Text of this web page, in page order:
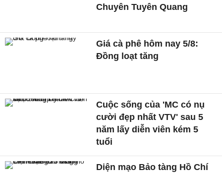
Chuyên Tuyên Quang
Giá cà phê hôm nay 5/8:
Đồng loạt tăng
Cuộc sống của 'MC có nụ
cười đẹp nhất VTV' sau 5
năm lấy diễn viên kém 5
tuổi
Diện mạo Bảo tàng Hồ Chí